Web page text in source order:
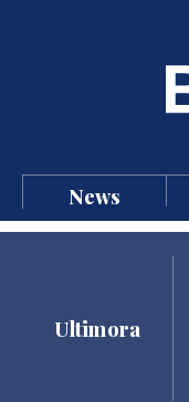
News
Ultimora